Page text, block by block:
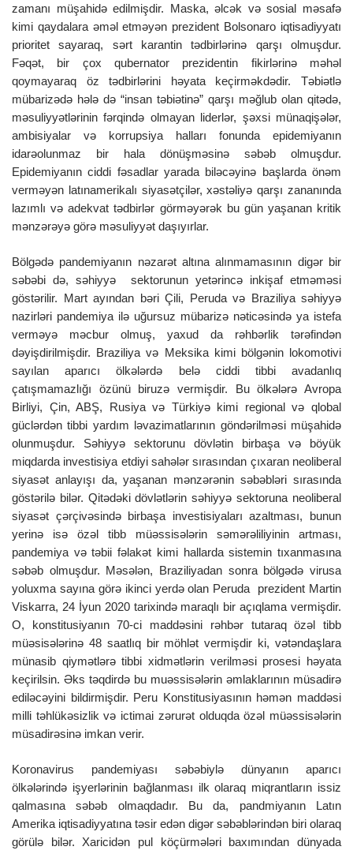
zamanı müşahidə edilmişdir. Maska, əlcək və sosial məsafə
kimi qaydalara əməl etməyən prezident Bolsonaro iqtisadiyyatı
prioritet sayaraq, sərt karantin tədbirlərinə qarşı olmuşdur.
Fəqət, bir çox qubernator prezidentin fikirlərinə məhəl
qoymayaraq öz tədbirlərini həyata keçirməkdədir. Təbiətlə
mübarizədə hələ də “insan təbiətinə” qarşı məğlub olan qitədə,
məsuliyyətlərinin fərqində olmayan liderlər, şəxsi münaqişələr,
ambisiyalar və korrupsiya halları fonunda epidemiyanın
idarəolunmaz bir hala dönüşməsinə səbəb olmuşdur.
Epidemiyanın ciddi fəsadlar yarada biləcəyinə başlarda önəm
verməyən latınamerikalı siyasətçilər, xəstəliyə qarşı zananında
lazımlı və adekvat tədbirlər görməyərək bu gün yaşanan kritik
mənzərəyə görə məsuliyyət daşıyırlar.
Bölgədə pandemiyanın nəzarət altına alınmamasının digər bir
səbəbi də, səhiyyə sektorunun yetərincə inkişaf etməməsi
göstərilir. Mart ayından bəri Çili, Peruda və Braziliya səhiyyə
nazirləri pandemiya ilə uğursuz mübarizə nəticəsində ya istefa
verməyə məcbur olmuş, yaxud da rəhbərlik tərəfindən
dəyişdirilmişdir. Braziliya və Meksika kimi bölgənin lokomotivi
sayılan aparıcı ölkələrdə belə ciddi tibbi avadanlıq
çatışmamazlığı özünü biruzə vermişdir. Bu ölkələrə Avropa
Birliyi, Çin, ABŞ, Rusiya və Türkiyə kimi regional və qlobal
güclərdən tibbi yardım ləvazimatlarının göndərilməsi müşahidə
olunmuşdur. Səhiyyə sektorunu dövlətin birbaşa və böyük
miqdarda investisiya etdiyi sahələr sırasından çıxaran neoliberal
siyasət anlayışı da, yaşanan mənzərənin səbəbləri sırasında
göstərilə bilər. Qitədəki dövlətlərin səhiyyə sektoruna neoliberal
siyasət çərçivəsində birbaşa investisiyaları azaltması, bunun
yerinə isə özəl tibb müəssisələrin səmərəliliyinin artması,
pandemiya və təbii fəlakət kimi hallarda sistemin tıxanmasına
səbəb olmuşdur. Məsələn, Braziliyadan sonra bölgədə virusa
yoluxma sayına görə ikinci yerdə olan Peruda prezident Martin
Viskarra, 24 İyun 2020 tarixində maraqlı bir açıqlama vermişdir.
O, konstitusiyanın 70-ci maddəsini rəhbər tutaraq özəl tibb
müəsisələrinə 48 saatlıq bir möhlət vermişdir ki, vətəndaşlara
münasib qiymətlərə tibbi xidmətlərin verilməsi prosesi həyata
keçirilsin. Əks təqdirdə bu muəssisələrin əmlaklarının müsadirə
ediləcəyini bildirmişdir. Peru Konstitusiyasının həmən maddəsi
milli təhlükəsizlik və ictimai zərurət olduqda özəl müəssisələrin
müsadirəsinə imkan verir.
Koronavirus pandemiyası səbəbiylə dünyanın aparıcı
ölkələrində işyerlərinin bağlanması ilk olaraq miqrantların issiz
qalmasına səbəb olmaqdadır. Bu da, pandmiyanın Latın
Amerika iqtisadiyyatına təsir edən digər səbəblərindən biri olaraq
görülə bilər. Xaricidən pul köçürmələri baxımından dünyada